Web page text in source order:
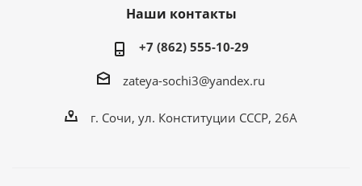
Наши контакты
+7 (862) 555-10-29
zateya-sochi3@yandex.ru
г. Сочи, ул. Конституции СССР, 26А